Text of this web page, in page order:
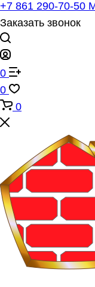
+7 861 290-70-50
Заказать звонок
0
0
0